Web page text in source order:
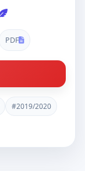
PDF
#2019/2020